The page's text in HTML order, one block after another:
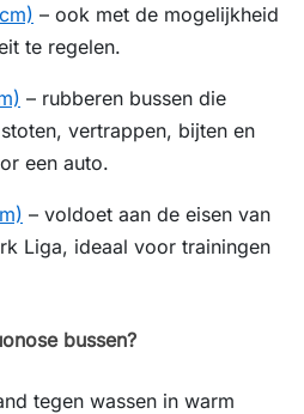
– ook met de mogelijkheid
te regelen.
– rubberen bussen die
vertrappen, bijten en
een auto.
– voldoet aan de eisen van
Liga, ideaal voor trainingen
bussen?
tegen wassen in warm